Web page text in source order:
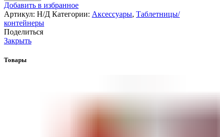
Добавить в избранное
Артикул: Н/Д Категории: Аксессуары, Таблетницы/
контейнеры
Поделиться
Закрыть
Товары